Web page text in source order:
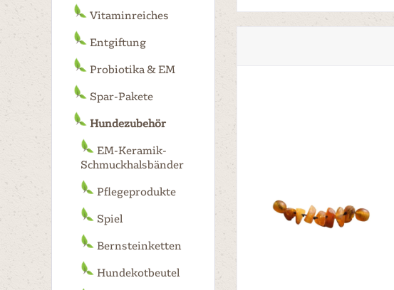
Vitaminreiches
Entgiftung
Probiotika & EM
Spar-Pakete
Hundezubehör
EM-Keramik-
Schmuckhalsbänder
Pflegeprodukte
Spiel
Bernsteinketten
Hundekotbeutel